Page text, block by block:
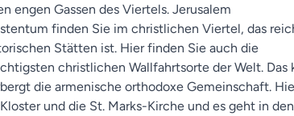
engen Gassen des Viertels. Jerusalem
finden Sie im christlichen Viertel, das
Stätten ist. Hier finden Sie auch die
christlichen Wallfahrtsorte der Welt. Das
die armenische orthodoxe Gemeinschaft.
und die St. Marks-Kirche und es geht in